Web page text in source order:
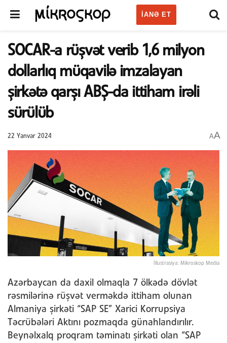
IANƏ ET
SOCAR-a rüşvət verib 1,6 milyon
dollarlıq müqavilə imzalayan
şirkətə qarşı ABŞ-da ittiham irəli
sürülüb
22 Yanvar 2024 AA
İllustrasiya: Mikroskop Media
Azərbaycan da daxil olmaqla 7 ölkədə dövlət
rəsmilərinə rüşvət verməkdə ittiham olunan
Almaniya şirkəti “SAP SE” Xarici Korrupsiya
Təcrübələri Aktını pozmaqda günahlandırılır.
Beynəlxalq proqram təminatı şirkəti olan “SAP